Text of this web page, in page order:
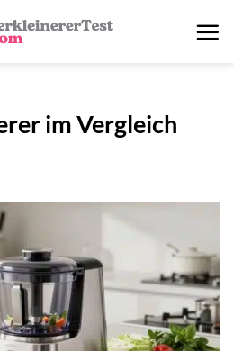
im Vergleich